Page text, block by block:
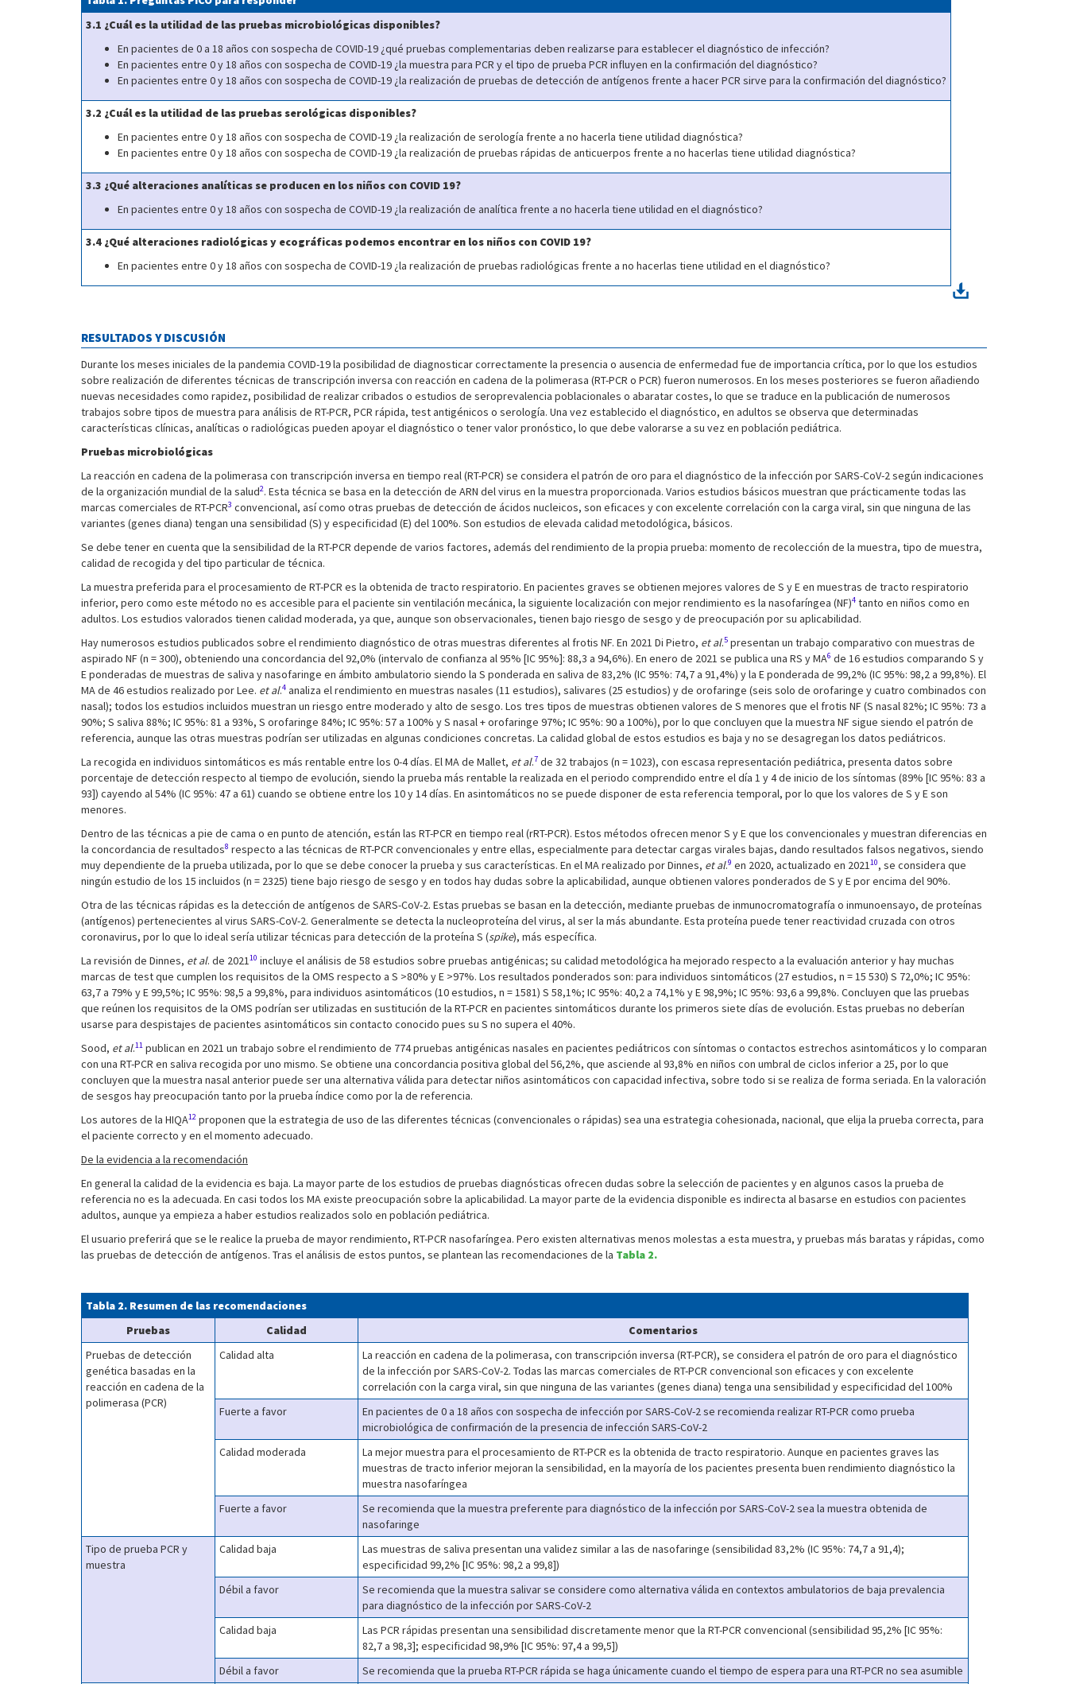
3.1 ¿Cuál es la utilidad de las pruebas microbiológicas disponibles?
En pacientes de 0 a 18 años con sospecha de COVID-19 ¿qué pruebas complementarias deben realizarse para establecer el diagnóstico de infección?
En pacientes entre 0 y 18 años con sospecha de COVID-19 ¿la muestra para PCR y el tipo de prueba PCR influyen en la confirmación del diagnóstico?
En pacientes entre 0 y 18 años con sospecha de COVID-19 ¿la realización de pruebas de detección de antígenos frente a hacer PCR sirve para la confirmación del diagnóstico?
3.2 ¿Cuál es la utilidad de las pruebas serológicas disponibles?
En pacientes entre 0 y 18 años con sospecha de COVID-19 ¿la realización de serología frente a no hacerla tiene utilidad diagnóstica?
En pacientes entre 0 y 18 años con sospecha de COVID-19 ¿la realización de pruebas rápidas de anticuerpos frente a no hacerlas tiene utilidad diagnóstica?
3.3 ¿Qué alteraciones analíticas se producen en los niños con COVID 19?
En pacientes entre 0 y 18 años con sospecha de COVID-19 ¿la realización de analítica frente a no hacerla tiene utilidad en el diagnóstico?
3.4 ¿Qué alteraciones radiológicas y ecográficas podemos encontrar en los niños con COVID 19?
En pacientes entre 0 y 18 años con sospecha de COVID-19 ¿la realización de pruebas radiológicas frente a no hacerlas tiene utilidad en el diagnóstico?
RESULTADOS Y DISCUSIÓN
Durante los meses iniciales de la pandemia COVID-19 la posibilidad de diagnosticar correctamente la presencia o ausencia de enfermedad fue de importancia crítica, por lo que los estudios
sobre realización de diferentes técnicas de transcripción inversa con reacción en cadena de la polimerasa (RT-PCR o PCR) fueron numerosos. En los meses posteriores se fueron añadiendo
nuevas necesidades como rapidez, posibilidad de realizar cribados o estudios de seroprevalencia poblacionales o abaratar costes, lo que se traduce en la publicación de numerosos
trabajos sobre tipos de muestra para análisis de RT-PCR, PCR rápida, test antigénicos o serología. Una vez establecido el diagnóstico, en adultos se observa que determinadas
características clínicas, analíticas o radiológicas pueden apoyar el diagnóstico o tener valor pronóstico, lo que debe valorarse a su vez en población pediátrica.
Pruebas microbiológicas
La reacción en cadena de la polimerasa con transcripción inversa en tiempo real (RT-PCR) se considera el patrón de oro para el diagnóstico de la infección por SARS-CoV-2 según indicaciones
de la organización mundial de la salud2. Esta técnica se basa en la detección de ARN del virus en la muestra proporcionada. Varios estudios básicos muestran que prácticamente todas las
marcas comerciales de RT-PCR3 convencional, así como otras pruebas de detección de ácidos nucleicos, son eficaces y con excelente correlación con la carga viral, sin que ninguna de las
variantes (genes diana) tengan una sensibilidad (S) y especificidad (E) del 100%. Son estudios de elevada calidad metodológica, básicos.
Se debe tener en cuenta que la sensibilidad de la RT-PCR depende de varios factores, además del rendimiento de la propia prueba: momento de recolección de la muestra, tipo de muestra,
calidad de recogida y del tipo particular de técnica.
La muestra preferida para el procesamiento de RT-PCR es la obtenida de tracto respiratorio. En pacientes graves se obtienen mejores valores de S y E en muestras de tracto respiratorio
inferior, pero como este método no es accesible para el paciente sin ventilación mecánica, la siguiente localización con mejor rendimiento es la nasofaríngea (NF)4 tanto en niños como en
adultos. Los estudios valorados tienen calidad moderada, ya que, aunque son observacionales, tienen bajo riesgo de sesgo y de preocupación por su aplicabilidad.
Hay numerosos estudios publicados sobre el rendimiento diagnóstico de otras muestras diferentes al frotis NF. En 2021 Di Pietro, et al.5 presentan un trabajo comparativo con muestras de
aspirado NF (n = 300), obteniendo una concordancia del 92,0% (intervalo de confianza al 95% [IC 95%]: 88,3 a 94,6%). En enero de 2021 se publica una RS y MA6 de 16 estudios comparando S y
E ponderadas de muestras de saliva y nasofaringe en ámbito ambulatorio siendo la S ponderada en saliva de 83,2% (IC 95%: 74,7 a 91,4%) y la E ponderada de 99,2% (IC 95%: 98,2 a 99,8%). El
MA de 46 estudios realizado por Lee. et al.4 analiza el rendimiento en muestras nasales (11 estudios), salivares (25 estudios) y de orofaringe (seis solo de orofaringe y cuatro combinados con
nasal); todos los estudios incluidos muestran un riesgo entre moderado y alto de sesgo. Los tres tipos de muestras obtienen valores de S menores que el frotis NF (S nasal 82%; IC 95%: 73 a
90%; S saliva 88%; IC 95%: 81 a 93%, S orofaringe 84%; IC 95%: 57 a 100% y S nasal + orofaringe 97%; IC 95%: 90 a 100%), por lo que concluyen que la muestra NF sigue siendo el patrón de
referencia, aunque las otras muestras podrían ser utilizadas en algunas condiciones concretas. La calidad global de estos estudios es baja y no se desagregan los datos pediátricos.
La recogida en individuos sintomáticos es más rentable entre los 0-4 días. El MA de Mallet, et al.7 de 32 trabajos (n = 1023), con escasa representación pediátrica, presenta datos sobre
porcentaje de detección respecto al tiempo de evolución, siendo la prueba más rentable la realizada en el periodo comprendido entre el día 1 y 4 de inicio de los síntomas (89% [IC 95%: 83 a
93]) cayendo al 54% (IC 95%: 47 a 61) cuando se obtiene entre los 10 y 14 días. En asintomáticos no se puede disponer de esta referencia temporal, por lo que los valores de S y E son
menores.
Dentro de las técnicas a pie de cama o en punto de atención, están las RT-PCR en tiempo real (rRT-PCR). Estos métodos ofrecen menor S y E que los convencionales y muestran diferencias en
la concordancia de resultados8 respecto a las técnicas de RT-PCR convencionales y entre ellas, especialmente para detectar cargas virales bajas, dando resultados falsos negativos, siendo
muy dependiente de la prueba utilizada, por lo que se debe conocer la prueba y sus características. En el MA realizado por Dinnes, et al.9 en 2020, actualizado en 202110, se considera que
ningún estudio de los 15 incluidos (n = 2325) tiene bajo riesgo de sesgo y en todos hay dudas sobre la aplicabilidad, aunque obtienen valores ponderados de S y E por encima del 90%.
Otra de las técnicas rápidas es la detección de antígenos de SARS-CoV-2. Estas pruebas se basan en la detección, mediante pruebas de inmunocromatografía o inmunoensayo, de proteínas
(antígenos) pertenecientes al virus SARS-CoV-2. Generalmente se detecta la nucleoproteína del virus, al ser la más abundante. Esta proteína puede tener reactividad cruzada con otros
coronavirus, por lo que lo ideal sería utilizar técnicas para detección de la proteína S (spike), más específica.
La revisión de Dinnes, et al. de 202110 incluye el análisis de 58 estudios sobre pruebas antigénicas; su calidad metodológica ha mejorado respecto a la evaluación anterior y hay muchas
marcas de test que cumplen los requisitos de la OMS respecto a S >80% y E >97%. Los resultados ponderados son: para individuos sintomáticos (27 estudios, n = 15 530) S 72,0%; IC 95%:
63,7 a 79% y E 99,5%; IC 95%: 98,5 a 99,8%, para individuos asintomáticos (10 estudios, n = 1581) S 58,1%; IC 95%: 40,2 a 74,1% y E 98,9%; IC 95%: 93,6 a 99,8%. Concluyen que las pruebas
que reúnen los requisitos de la OMS podrían ser utilizadas en sustitución de la RT-PCR en pacientes sintomáticos durante los primeros siete días de evolución. Estas pruebas no deberían
usarse para despistajes de pacientes asintomáticos sin contacto conocido pues su S no supera el 40%.
Sood, et al.11 publican en 2021 un trabajo sobre el rendimiento de 774 pruebas antigénicas nasales en pacientes pediátricos con síntomas o contactos estrechos asintomáticos y lo comparan
con una RT-PCR en saliva recogida por uno mismo. Se obtiene una concordancia positiva global del 56,2%, que asciende al 93,8% en niños con umbral de ciclos inferior a 25, por lo que
concluyen que la muestra nasal anterior puede ser una alternativa válida para detectar niños asintomáticos con capacidad infectiva, sobre todo si se realiza de forma seriada. En la valoración
de sesgos hay preocupación tanto por la prueba índice como por la de referencia.
Los autores de la HIQA12 proponen que la estrategia de uso de las diferentes técnicas (convencionales o rápidas) sea una estrategia cohesionada, nacional, que elija la prueba correcta, para
el paciente correcto y en el momento adecuado.
De la evidencia a la recomendación
En general la calidad de la evidencia es baja. La mayor parte de los estudios de pruebas diagnósticas ofrecen dudas sobre la selección de pacientes y en algunos casos la prueba de
referencia no es la adecuada. En casi todos los MA existe preocupación sobre la aplicabilidad. La mayor parte de la evidencia disponible es indirecta al basarse en estudios con pacientes
adultos, aunque ya empieza a haber estudios realizados solo en población pediátrica.
El usuario preferirá que se le realice la prueba de mayor rendimiento, RT-PCR nasofaríngea. Pero existen alternativas menos molestas a esta muestra, y pruebas más baratas y rápidas, como
las pruebas de detección de antígenos. Tras el análisis de estos puntos, se plantean las recomendaciones de la Tabla 2.
Tabla 2. Resumen de las recomendaciones
Pruebas
Calidad
Comentarios
Pruebas de detección
genética basadas en la
reacción en cadena de la
polimerasa (PCR)
Calidad alta
La reacción en cadena de la polimerasa, con transcripción inversa (RT-PCR), se considera el patrón de oro para el diagnóstico
de la infección por SARS-CoV-2. Todas las marcas comerciales de RT-PCR convencional son eficaces y con excelente
correlación con la carga viral, sin que ninguna de las variantes (genes diana) tenga una sensibilidad y especificidad del 100%
Fuerte a favor
En pacientes de 0 a 18 años con sospecha de infección por SARS-CoV-2 se recomienda realizar RT-PCR como prueba
microbiológica de confirmación de la presencia de infección SARS-CoV-2
Calidad moderada
La mejor muestra para el procesamiento de RT-PCR es la obtenida de tracto respiratorio. Aunque en pacientes graves las
muestras de tracto inferior mejoran la sensibilidad, en la mayoría de los pacientes presenta buen rendimiento diagnóstico la
muestra nasofaríngea
Fuerte a favor
Se recomienda que la muestra preferente para diagnóstico de la infección por SARS-CoV-2 sea la muestra obtenida de
nasofaringe
Tipo de prueba PCR y
muestra
Calidad baja
Las muestras de saliva presentan una validez similar a las de nasofaringe (sensibilidad 83,2% (IC 95%: 74,7 a 91,4);
especificidad 99,2% [IC 95%: 98,2 a 99,8])
Débil a favor
Se recomienda que la muestra salivar se considere como alternativa válida en contextos ambulatorios de baja prevalencia
para diagnóstico de la infección por SARS-CoV-2
Calidad baja
Las PCR rápidas presentan una sensibilidad discretamente menor que la RT-PCR convencional (sensibilidad 95,2% [IC 95%:
82,7 a 98,3]; especificidad 98,9% [IC 95%: 97,4 a 99,5])
Débil a favor
Se recomienda que la prueba RT-PCR rápida se haga únicamente cuando el tiempo de espera para una RT-PCR no sea asumible